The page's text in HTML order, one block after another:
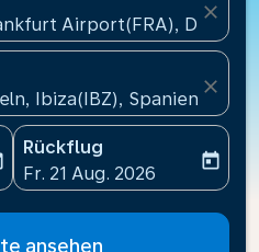
Airport(FRA),
close
Ibiza(IBZ), Spanien
close
aria-label
Rückflug
fc-booking-return-date-
Fr. 21 Aug. 2026
today
ansehen